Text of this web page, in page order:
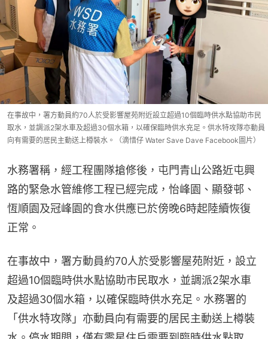
在事故中，署方動員約70人於受影響屋苑附近設立超過10個臨時供水點協助市民
取水，並調派2架水車及超過30個水箱，以確保臨時供水充足。供水特攻隊亦動員
向有需要的居民主動送上樽裝水。（滴惜仔 Water Save Dave Facebook圖片）
水務署稱，經工程團隊搶修後，屯門青山公路近屯興
路的緊急水管維修工程已經完成，怡峰園、顯發邨、
恆順園及冠峰園的食水供應已於傍晚6時起陸續恢復
正常。
在事故中，署方動員約70人於受影響屋苑附近，設立
超過10個臨時供水點協助市民取水，並調派2架水車
及超過30個水箱，以確保臨時供水充足。水務署的
「供水特攻隊」亦動員向有需要的居民主動送上樽裝